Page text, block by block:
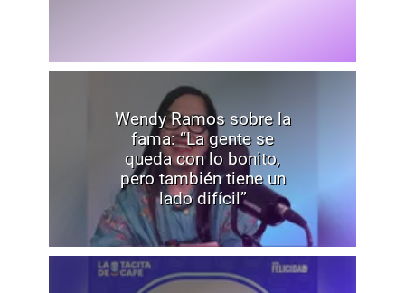
Wendy Ramos sobre la
fama: “La gente se
queda con lo bonito,
pero también tiene un
lado difícil”